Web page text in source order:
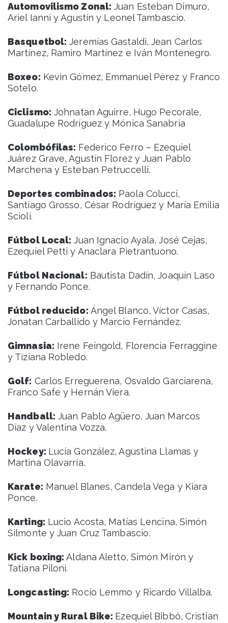
Automovilismo Zonal: Juan Esteban Dimuro,
Ariel Ianni y Agustín y Leonel Tambascio.
Basquetbol: Jeremías Gastaldi, Jean Carlos
Martínez, Ramiro Martínez e Iván Montenegro.
Boxeo: Kevin Gómez, Emmanuel Pérez y Franco
Sotelo.
Ciclismo: Johnatan Aguirre, Hugo Pecorale,
Guadalupe Rodríguez y Mónica Sanabria
Colombófilas: Federico Ferro – Ezequiel
Juárez Grave, Agustín Florez y Juan Pablo
Marchena y Esteban Petruccelli.
Deportes combinados: Paola Colucci,
Santiago Grosso, César Rodríguez y María Emilia
Scioli.
Fútbol Local: Juan Ignacio Ayala, José Cejas,
Ezequiel Petti y Anaclara Pietrantuono.
Fútbol Nacional: Bautista Dadín, Joaquín Laso
y Fernando Ponce.
Fútbol reducido: Ángel Blanco, Víctor Casas,
Jonatan Carballido y Marcio Fernández.
Gimnasia: Irene Feingold, Florencia Ferraggine
y Tiziana Robledo.
Golf: Carlos Erreguerena, Osvaldo Garciarena,
Franco Safe y Hernán Viera.
Handball: Juan Pablo Agüero, Juan Marcos
Díaz y Valentina Vozza.
Hockey: Lucía González, Agustina Llamas y
Martina Olavarría.
Karate: Manuel Blanes, Candela Vega y Kiara
Ponce.
Karting: Lucio Acosta, Matías Lencina, Simón
Silmonte y Juan Cruz Tambascio.
Kick boxing: Aldana Aletto, Simón Mirón y
Tatiana Piloni.
Longcasting: Rocío Lemmo y Ricardo Villalba.
Mountain y Rural Bike: Ezequiel Bibbó, Cristian